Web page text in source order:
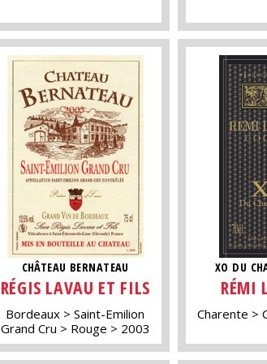
CHÂTEAU BERNATEAU
RÉGIS LAVAU ET FILS
Bordeaux
Saint-Emilion
Grand Cru
Rouge 2003
XO DU
RÉMI
Charente